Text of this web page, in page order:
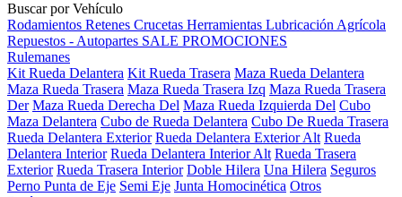
Buscar por Vehículo
Rodamientos Retenes Crucetas Herramientas Lubricación Agrícola
Repuestos - Autopartes SALE PROMOCIONES
Rulemanes
Kit Rueda Delantera Kit Rueda Trasera Maza Rueda Delantera
Maza Rueda Trasera Maza Rueda Trasera Izq Maza Rueda Trasera
Der Maza Rueda Derecha Del Maza Rueda Izquierda Del Cubo
Maza Delantera Cubo de Rueda Delantera Cubo De Rueda Trasera
Rueda Delantera Exterior Rueda Delantera Exterior Alt Rueda
Delantera Interior Rueda Delantera Interior Alt Rueda Trasera
Exterior Rueda Trasera Interior Doble Hilera Una Hilera Seguros
Perno Punta de Eje Semi Eje Junta Homocinética Otros